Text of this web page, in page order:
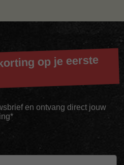
op je eerste
en ontvang direct jouw